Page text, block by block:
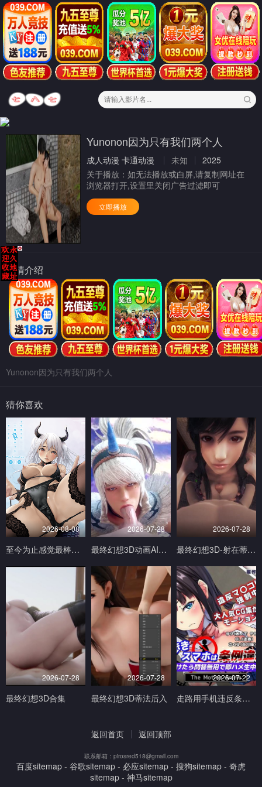
Yunonon因为只有我们两个人
成人动漫 卡通动漫 未知
2025
关于播放： 如无法播放或白屏,请复制网址在
浏览器打开,设置里关闭广告过滤即可
立即播放
剧情介绍
Yunonon因为只有我们两个人
猜你喜欢
2026-08-08
至今为止感觉最棒的一次做爱1
2026-07-28
最终幻想3D动画AI生成完美画质
2026-07-28
最终幻想3D-射在蒂法的奶子小穴和嘴上V
2026-07-28
最终幻想3D合集
2026-07-28
最终幻想3D蒂法后入
2026-07-22
走路用手机违反条例发现到就问答无用马上无套抽插中出TheMotionAnimed_177879
返回首页 返回顶部
联系邮箱：pirosred518@gmail.com
百度sitemap - 谷歌sitemap - 必应sitemap - 搜狗sitemap - 奇虎
sitemap- 神马sitemap